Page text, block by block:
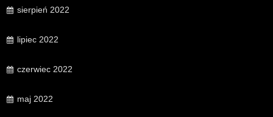
sierpień 2022
lipiec 2022
czerwiec 2022
maj 2022